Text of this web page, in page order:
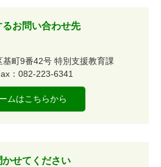
お問い合わせ先
基町9番42号 特別支援教育課
：082-223-6341
ムはこちらから
せてください